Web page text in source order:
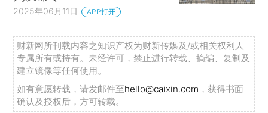
2025年06月11日 APP打开
财新网所刊载内容之知识产权为财新传媒及/或相关权利人
专属所有或持有。未经许可，禁止进行转载、摘编、复制及
建立镜像等任何使用。
如有意愿转载，请发邮件至hello@caixin.com ，获得书面
确认及授权后，方可转载。